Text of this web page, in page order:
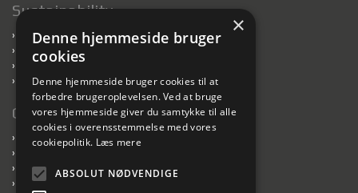
Sustainability
›
Bæredygtighed
›
Kabler til bæredygtigt byggeri
›
Genanvendelse af tromler
›
Ansvarlige fabrikker
Genveje
›
Føringsveje
›
Book tromleafhentning
›
Downloads
›
Privatlivspolitik
×
Denne hjemmeside bruger
cookies
Denne hjemmeside bruger cookies til at
forbedre brugeroplevelsen. Ved at bruge
vores hjemmeside giver du samtykke til alle
cookies i overensstemmelse med vores
cookiepolitik. Læs mere
ABSOLUT NØDVENDIGE